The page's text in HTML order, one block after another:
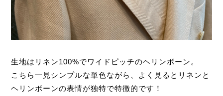
生地はリネン100%でワイドピッチのヘリンボーン。
こちら一見シンプルな単色ながら、よく見るとリネンと
ヘリンボーンの表情が独特で特徴的です！